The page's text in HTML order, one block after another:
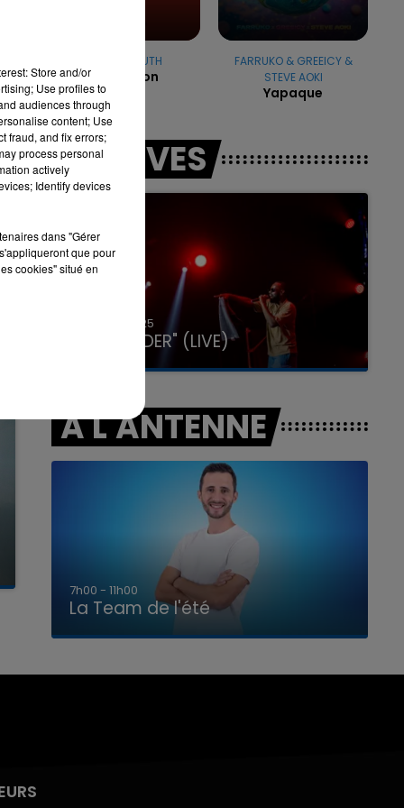
7h00 - 11h00
LA TEAM DE L'ÉTÉ
CHARLIE PUTH
Attention
FARRUKO & GREEICY &
STEVE AOKI
Yapaque
LES LIVES
31 janvier 2025
GIMS "SPIDER" (LIVE)
A L'ANTENNE
7h00 - 11h00
La Team de l'été
Store and/or
Use profiles to
audiences through
content; Use
fraud, and fix errors;
process personal
actively
Identify devices
dans "Gérer
que pour
cookies" situé en